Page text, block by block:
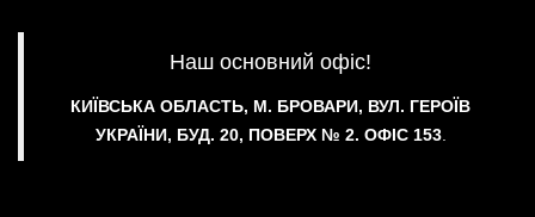
Наш основний офіс!
КИЇВСЬКА ОБЛАСТЬ, М. БРОВАРИ, ВУЛ. ГЕРОЇВ
УКРАЇНИ, БУД. 20, ПОВЕРХ № 2. ОФІС 153.